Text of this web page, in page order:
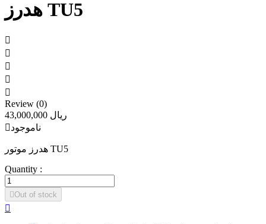
هدرز TU5





Review (0)
43,000,000 ریال
ناموجود
هدرز موتور TU5
Quantity :
Out of stock
